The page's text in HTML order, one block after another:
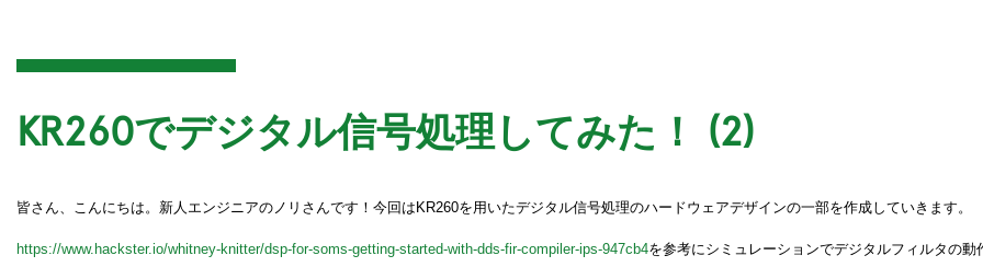
KR260でデジタル信号処理してみた！ (2)
皆さん、こんにちは。新人エンジニアのノリさんです！今回はKR260を用いたデジタル信号処理のハードウェアデザインの一部を作成していきます。
https://www.hackster.io/whitney-knitter/dsp-for-soms-getting-started-with-dds-fir-compiler-ips-947cb4を参考にシミュレーションでデジタルフィルタの動